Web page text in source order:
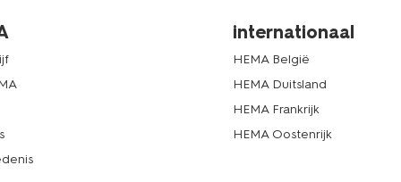
internationaal
HEMA België
HEMA Duitsland
HEMA Frankrijk
HEMA Oostenrijk